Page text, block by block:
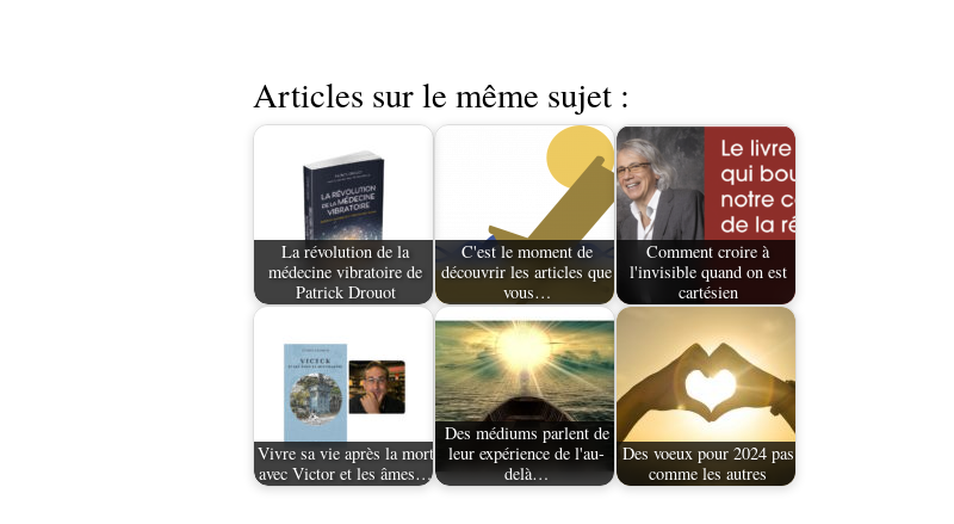
Articles sur le même sujet :
La révolution de la
médecine vibratoire de
Patrick Drouot
C'est le moment de
découvrir les articles que
vous…
Comment croire à
l'invisible quand on est
cartésien
Vivre sa vie après la mort
avec Victor et les âmes…
Des médiums parlent de
leur expérience de l'au-
delà…
Des voeux pour 2024 pas
comme les autres